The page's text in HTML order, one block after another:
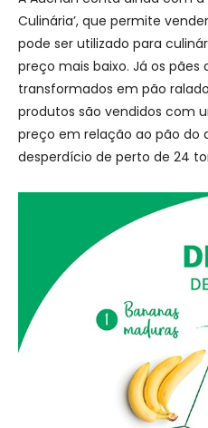
Culinária’, que permite
pode ser utilizado para
preço mais baixo. Já os pães
transformados em pão
produtos são vendidos com
preço em relação ao pão do
desperdício de perto de 24